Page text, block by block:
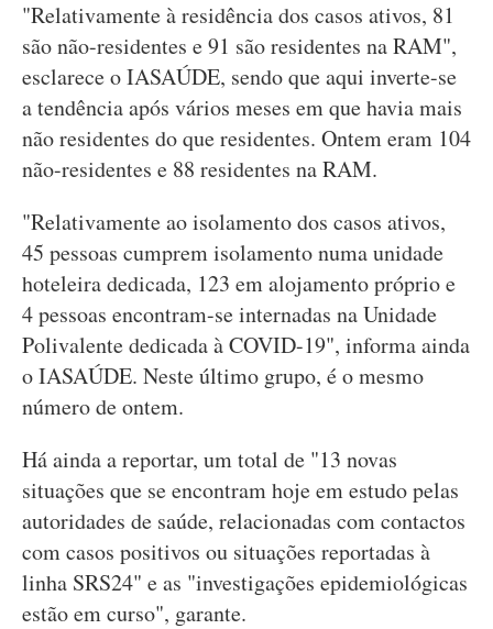
"Relativamente à residência dos casos ativos, 81
são não-residentes e 91 são residentes na RAM",
esclarece o IASAÚDE, sendo que aqui inverte-se
a tendência após vários meses em que havia mais
não residentes do que residentes. Ontem eram 104
não-residentes e 88 residentes na RAM.
"Relativamente ao isolamento dos casos ativos,
45 pessoas cumprem isolamento numa unidade
hoteleira dedicada, 123 em alojamento próprio e
4 pessoas encontram-se internadas na Unidade
Polivalente dedicada à COVID-19", informa ainda
o IASAÚDE. Neste último grupo, é o mesmo
número de ontem.
Há ainda a reportar, um total de "13 novas
situações que se encontram hoje em estudo pelas
autoridades de saúde, relacionadas com contactos
com casos positivos ou situações reportadas à
linha SRS24" e as "investigações epidemiológicas
estão em curso", garante.